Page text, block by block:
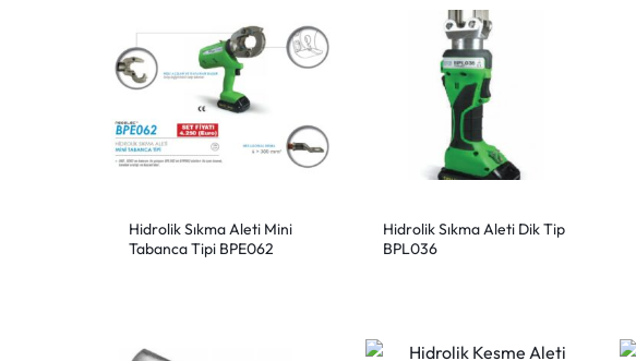
Hidrolik Sıkma Aleti Mini
Tabanca Tipi BPE062
Hidrolik Sıkma Aleti Dik Tip
BPL036